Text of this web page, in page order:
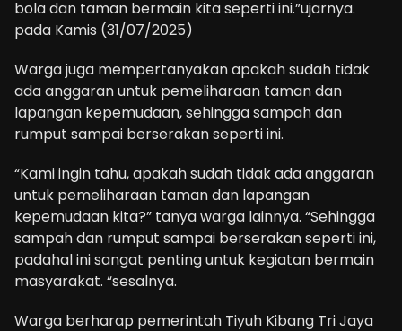
bola dan taman bermain kita seperti ini.”ujarnya.
pada Kamis (31/07/2025)
Warga juga mempertanyakan apakah sudah tidak
ada anggaran untuk pemeliharaan taman dan
lapangan kepemudaan, sehingga sampah dan
rumput sampai berserakan seperti ini.
“Kami ingin tahu, apakah sudah tidak ada anggaran
untuk pemeliharaan taman dan lapangan
kepemudaan kita?” tanya warga lainnya. “Sehingga
sampah dan rumput sampai berserakan seperti ini,
padahal ini sangat penting untuk kegiatan bermain
masyarakat. “sesalnya.
Warga berharap pemerintah Tiyuh Kibang Tri Jaya